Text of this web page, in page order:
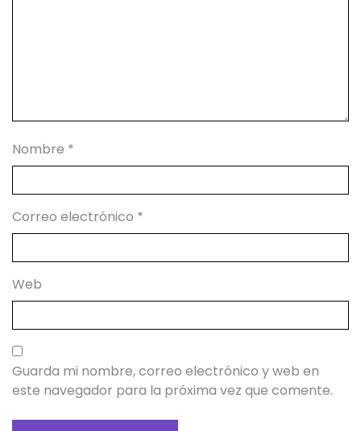
Nombre *
Correo electrónico *
Web
Guarda mi nombre, correo electrónico y web en
este navegador para la próxima vez que comente.